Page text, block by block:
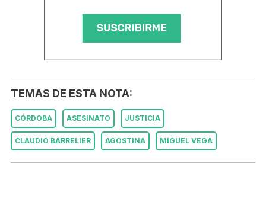
TEMAS DE ESTA NOTA:
CÓRDOBA ASESINATO JUSTICIA
CLAUDIO BARRELIER AGOSTINA MIGUEL VEGA